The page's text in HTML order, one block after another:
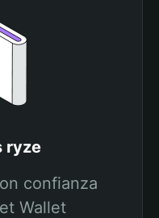
ryze
confianza
Wallet